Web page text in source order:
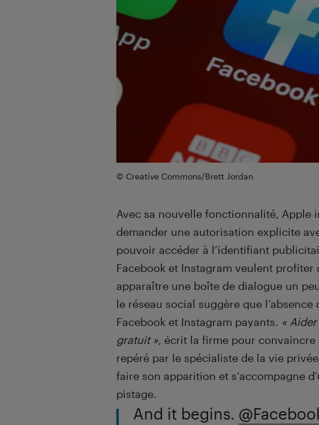
© Creative Commons/Brett Jordan
Avec sa nouvelle fonctionnalité, Apple
demander une autorisation explicite
pouvoir accéder à l’identifiant
Facebook et Instagram veulent
apparaître une boîte de dialogue un
le réseau social suggère que
Facebook et Instagram payants. «
gratuit », écrit la firme pour convaincre
repéré par le spécialiste de la vie
faire son apparition et s’accompagne
pistage.
And it begins.